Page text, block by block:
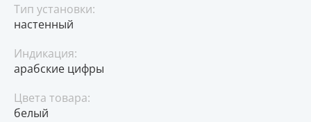
Тип установки:
настенный
Индикация:
арабские цифры
Цвета товара:
белый